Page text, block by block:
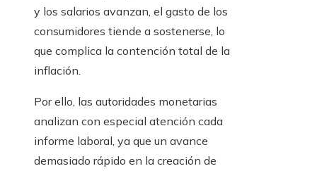
y los salarios avanzan, el gasto de los
consumidores tiende a sostenerse, lo
que complica la contención total de la
inflación.
Por ello, las autoridades monetarias
analizan con especial atención cada
informe laboral, ya que un avance
demasiado rápido en la creación de